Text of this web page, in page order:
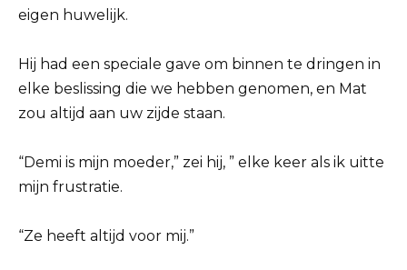
eigen huwelijk.
Hij had een speciale gave om binnen te dringen in
elke beslissing die we hebben genomen, en Mat
zou altijd aan uw zijde staan.
“Demi is mijn moeder,” zei hij, ” elke keer als ik uitte
mijn frustratie.
“Ze heeft altijd voor mij.”